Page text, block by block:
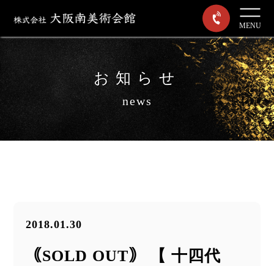
MENU
お知らせ
news
2018.01.30
｟SOLD OUT｠ 【 十四代